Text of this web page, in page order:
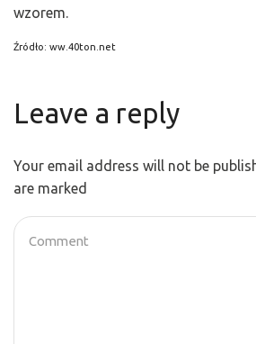
wzorem.
Źródło: ww.40ton.net
Leave a reply
Your email address will not be
are marked